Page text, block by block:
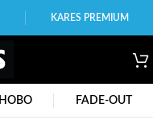
KARES PREMIUM
НОВО FADE-OUT